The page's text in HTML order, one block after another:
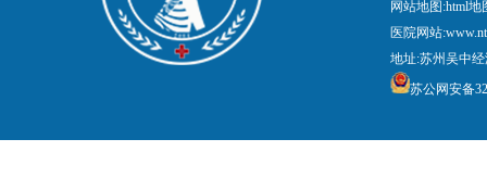
网站地图:html地
医院网站
地址:苏州吴中
苏公网安备